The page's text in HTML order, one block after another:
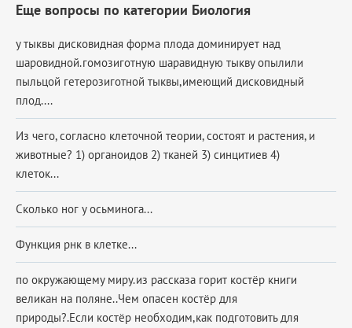
Еще вопросы по категории Биология
у тыквы дисковидная форма плода доминирует над
шаровидной.гомозиготную шаравидную тыкву опылили
пыльцой гетерозиготной тыквы,имеющий дисковидный
плод....
Из чего, согласно клеточной теории, состоят и растения, и
животные? 1) органоидов 2) тканей 3) синцитиев 4)
клеток...
Сколько ног у осьминога...
Функция рнк в клетке...
по окружающему миру.из рассказа горит костёр книги
великан на поляне..Чем опасен костёр для
природы?.Если костёр необходим,как подготовить для